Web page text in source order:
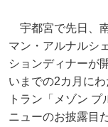
宇都宮で先日、
マン・アルナルシ
ションディナーが
いまでの2カ月に
トラン「メゾン
ニューのお披露目